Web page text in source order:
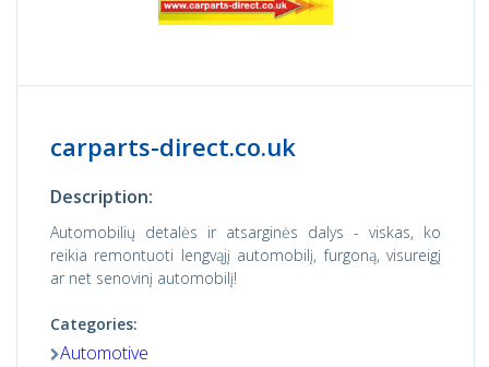
carparts-direct.co.uk
Description:
Automobilių detalės ir atsarginės dalys - viskas, ko
reikia remontuoti lengvąjį automobilį, furgoną, visureigį
ar net senovinį automobilį!
Categories:
Automotive